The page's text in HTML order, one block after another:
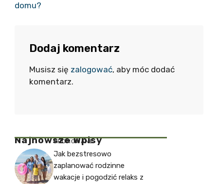
domu?
Dodaj komentarz
Musisz się zalogować, aby móc dodać
komentarz.
Najnowsze Wpisy
PROMOWANE
Jak bezstresowo
zaplanować rodzinne
wakacje i pogodzić relaks z